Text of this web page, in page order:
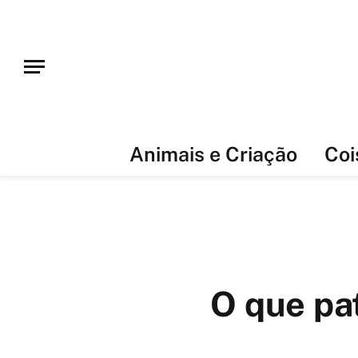
Animais e Criação
O que